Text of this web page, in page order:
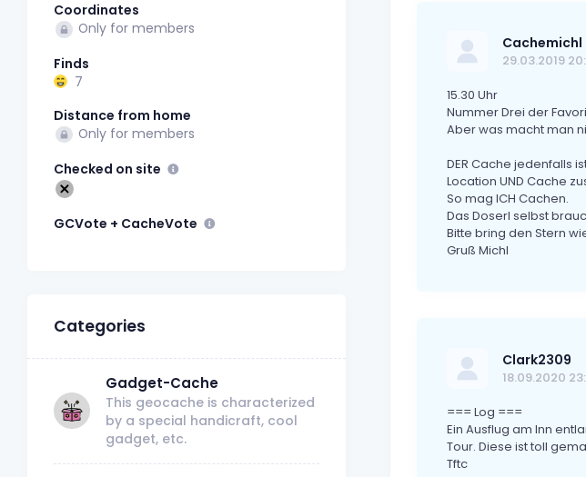
Coordinates
Only for members
Finds
7
Distance from home
Only for members
Checked on site
GCVote + CacheVote
Categories
Gadget-Cache
This geocache is characterized
by a special handicraft, cool
gadget, etc.
Cachemichl
29.03.2019
15.30 Uhr
Nummer Drei der
Aber was macht man
DER Cache jedenfalls
Location UND Cache
So mag ICH Cachen.
Das Doserl selbst
Bitte bring den Stern
Gruß Michl
Clark2309
18.09.2020
=== Log ===
Ein Ausflug am Inn
Tour. Diese ist toll
Tftc